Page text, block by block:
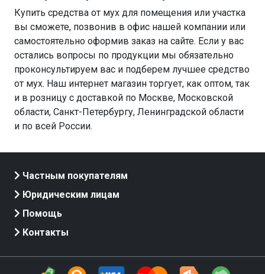
Купить средства от мух для помещения или участка
вы сможете, позвонив в офис нашей компании или
самостоятельно оформив заказ на сайте. Если у вас
остались вопросы по продукции мы обязательно
проконсультируем вас и подберем лучшее средство
от мух. Наш интернет магазин торгует, как оптом, так
и в розницу с доставкой по Москве, Московской
области, Санкт-Петербургу, Ленинградской области
и по всей России.
Частным покупателям
Юридическим лицам
Помощь
Контакты